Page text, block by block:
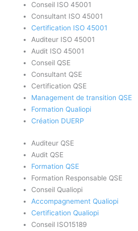
Conseil ISO 45001
Consultant ISO 45001
Certification ISO 45001
Auditeur ISO 45001
Audit ISO 45001
Conseil QSE
Consultant QSE
Certification QSE
Management de transition QSE
Formation Qualiopi
Création DUERP
Auditeur QSE
Audit QSE
Formation QSE
Formation Responsable QSE
Conseil Qualiopi
Accompagnement Qualiopi
Certification Qualiopi
Conseil ISO15189